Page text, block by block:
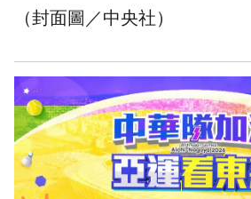
（封面圖／中央社）